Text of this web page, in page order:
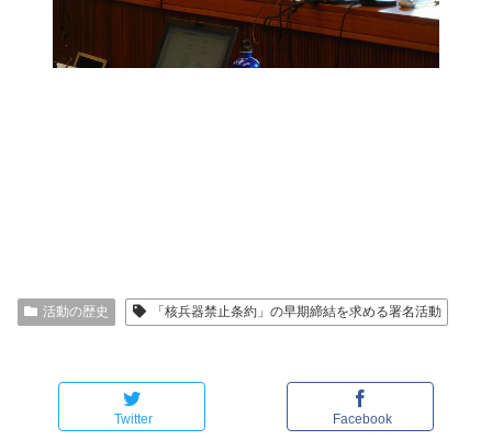
活動の歴史 「核兵器禁止条約」の早期締結を求める署名活動
Twitter Facebook